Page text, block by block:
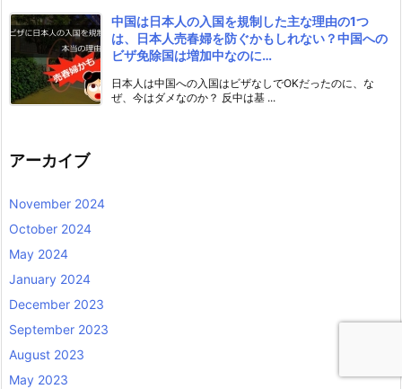
中国は日本人の入国を規制した主な理由の1つ
は、日本人売春婦を防ぐかもしれない？中国への
ビザ免除国は増加中なのに…
日本人は中国への入国はビザなしでOKだったのに、な
ぜ、今はダメなのか？ 反中は基 ...
アーカイブ
November 2024
October 2024
May 2024
January 2024
December 2023
September 2023
August 2023
May 2023